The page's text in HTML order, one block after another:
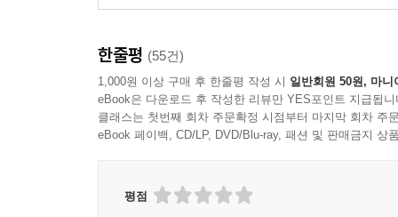
한줄평 (55건)
1,000원 이상 구매 후 한줄평 작성 시 일반회원 50원, 마니
eBook은 다운로드 후 작성한 리뷰만 YES포인트 지급됩니
클래스는 첫번째 회차 주문확정 시점부터 마지막 회차 주
eBook 페이백, CD/LP, DVD/Blu-ray, 패션 및 판매금지 상
평점